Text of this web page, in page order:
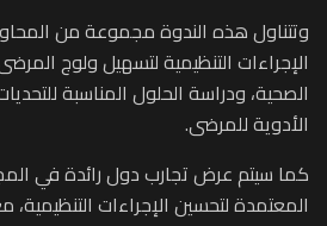
وتتناول هذه الندوة مجموعة من
الإجراءات التنظيمية لتسهيل ولوج
الصحية، ودراسة الحلول المناسبة
الأدوية للمرضى.
كما سيتم عرض تجارب دول رائدة في
المعتمدة لتحسين الإجراءات التنظيمية،